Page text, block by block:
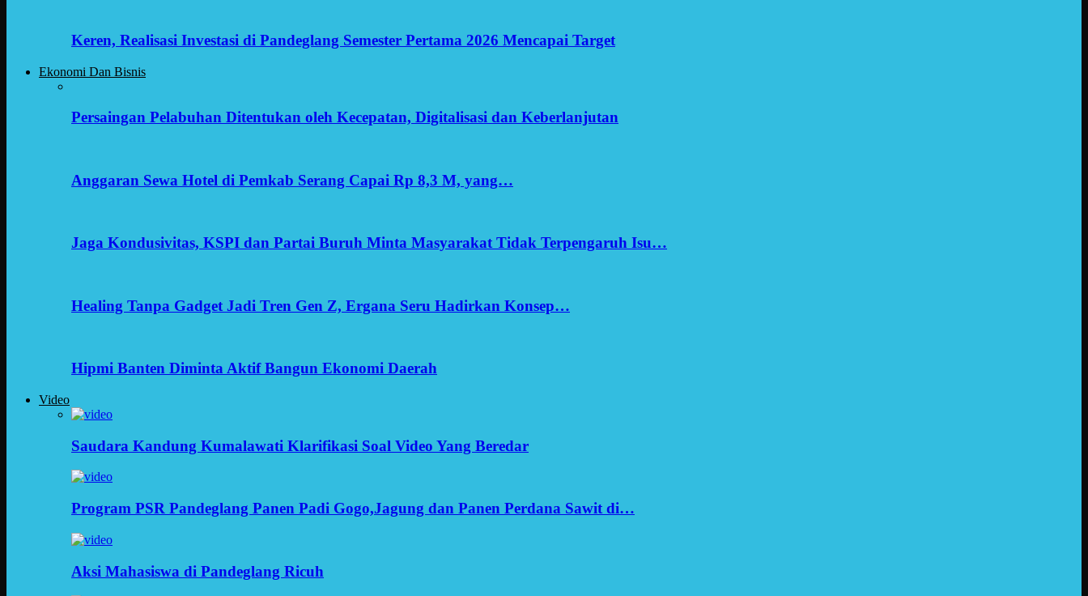
Keren, Realisasi Investasi di Pandeglang Semester Pertama 2026 Mencapai Target
Ekonomi Dan Bisnis
Persaingan Pelabuhan Ditentukan oleh Kecepatan, Digitalisasi dan Keberlanjutan
Anggaran Sewa Hotel di Pemkab Serang Capai Rp 8,3 M, yang…
Jaga Kondusivitas, KSPI dan Partai Buruh Minta Masyarakat Tidak Terpengaruh Isu…
Healing Tanpa Gadget Jadi Tren Gen Z, Ergana Seru Hadirkan Konsep…
Hipmi Banten Diminta Aktif Bangun Ekonomi Daerah
Video
Saudara Kandung Kumalawati Klarifikasi Soal Video Yang Beredar
Program PSR Pandeglang Panen Padi Gogo,Jagung dan Panen Perdana Sawit di…
Aksi Mahasiswa di Pandeglang Ricuh